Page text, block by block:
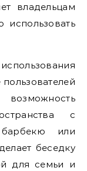
владельцам
с
или
беседку
для семьи и